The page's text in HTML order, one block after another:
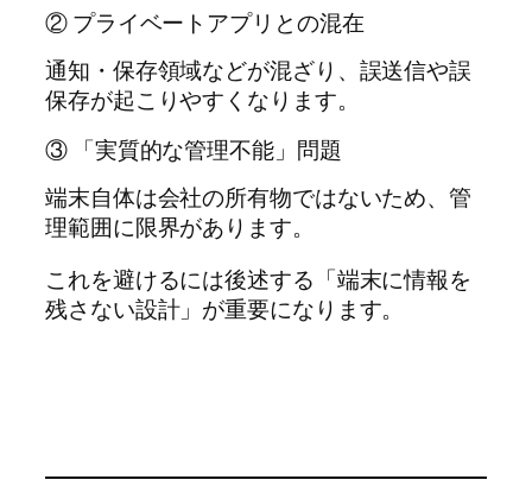
② プライベートアプリとの混在
通知・保存領域などが混ざり、誤送信や誤
保存が起こりやすくなります。
③ 「実質的な管理不能」問題
端末自体は会社の所有物ではないため、管
理範囲に限界があります。
これを避けるには後述する「端末に情報を
残さない設計」が重要になります。